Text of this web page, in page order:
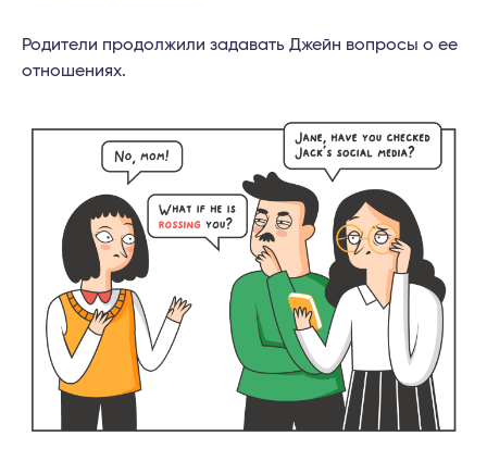
Родители продолжили задавать Джейн вопросы о ее
отношениях.